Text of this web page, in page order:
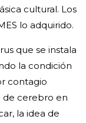
cultural. Los
lo adquirido.
que se instala
la condición
contagio
de cerebro en
la idea de